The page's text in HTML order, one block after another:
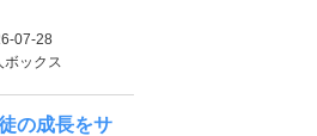
07-28
ボックス
の成長をサ